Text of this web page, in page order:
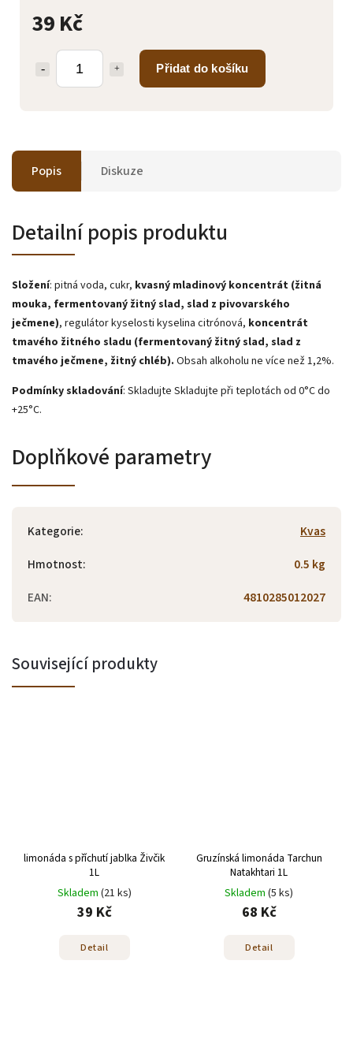
39 Kč
Přidat do košíku
Popis Diskuze
Detailní popis produktu
Složení: pitná voda, cukr, kvasný mladinový koncentrát (žitná
mouka, fermentovaný žitný slad, slad z pivovarského
ječmene), regulátor kyselosti kyselina citrónová, koncentrát
tmavého žitného sladu (fermentovaný žitný slad, slad z
tmavého ječmene, žitný chléb). Obsah alkoholu ne více než 1,2%.
Podmínky skladování: Skladujte Skladujte při teplotách od 0°C do
+25°C.
Doplňkové parametry
Kategorie:
Kvas
Hmotnost:
0.5 kg
EAN: 4810285012027
Související produkty
limonáda s příchutí jablka Živčik
1L
Skladem (21 ks)
39 Kč
Detail
Gruzínská limonáda Tarchun
Natakhtari 1L
Skladem (5 ks)
68 Kč
Detail